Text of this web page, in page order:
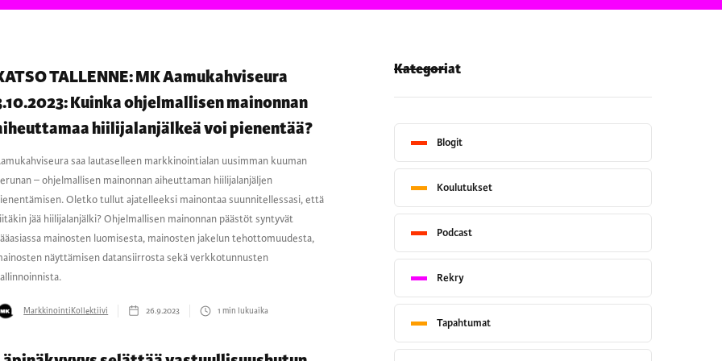
TALLENNE: MK Aamukahviseura
Kuinka ohjelmallisen mainonnan
hiilijalanjälkeä voi pienentää?
saa lautaselleen markkinointialan uusimman kuuman
– ohjelmallisen mainonnan aiheuttaman hiilijalanjäljen
Oletko tullut ajatelleeksi mainontaa suunnitellessasi, että
jää hiilijalanjälki? Ohjelmallisen mainonnan päästöt syntyvät
mainosten luomisesta, mainosten jakelun tehottomuudesta,
näyttämisen datansiirrosta sekä verkkotunnusten
MarkkinointiKollektiivi 26.9.2023 1 min lukuaika
Kategoriat
Blogit
Koulutukset
Podcast
Rekry
Tapahtumat